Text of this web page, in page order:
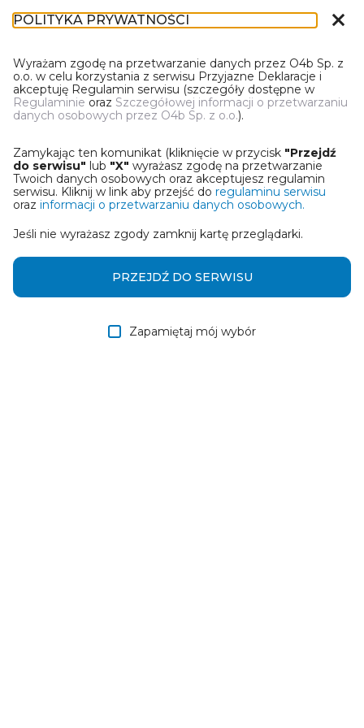
WYBIERZ JEDNĄ Z OPCJI
Wczytaj deklarację z pliku Excel
Utwórz deklarację z wykorzystaniem kreatora online
Przywróć ostatnią deklarację
Wczytaj deklarację z pliku roboczego DEK
POLITYKA PRYWATNOŚCI close
Wyrażam zgodę na przetwarzanie danych przez O4b Sp. z
o.o. w celu korzystania z serwisu Przyjazne Deklaracje i
akceptuję Regulamin serwisu (szczegóły dostępne w
Regulaminie oraz Szczegółowej informacji o przetwarzaniu
danych osobowych przez O4b Sp. z o.o.).
Zamykając ten komunikat (kliknięcie w przycisk "Przejdź
do serwisu" lub "X" wyrażasz zgodę na przetwarzanie
Twoich danych osobowych oraz akceptujesz regulamin
serwisu. Kliknij w link aby przejść do regulaminu serwisu
oraz informacji o przetwarzaniu danych osobowych.
Jeśli nie wyrażasz zgody zamknij kartę przeglądarki.
Zapamiętaj mój wybór
PRZEJDŹ DO SERWISU